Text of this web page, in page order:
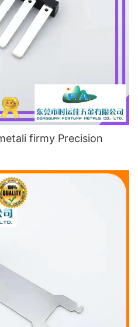
firmy Precision